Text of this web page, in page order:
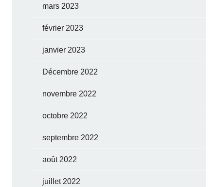
mars 2023
février 2023
janvier 2023
Décembre 2022
novembre 2022
octobre 2022
septembre 2022
août 2022
juillet 2022